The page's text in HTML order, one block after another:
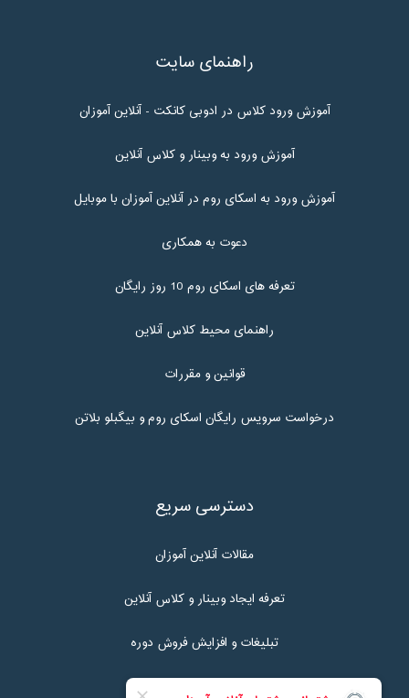
راهنمای سایت
آموزش ورود کلاس در ادوبی کانکت - آنلاین آموزان
آموزش ورود به وبینار و کلاس آنلاین
آموزش ورود به اسکای روم در آنلاین آموزان با موبایل
دعوت به همکاری
تعرفه های اسکای روم 10 روز رایگان
راهنمای محیط کلاس آنلاین
قوانین و مقررات
درخواست سرویس رایگان اسکای روم و بیگبلو بلاتن
دسترسی سریع
مقالات آنلاین آموزان
تعرفه ایجاد وبینار و کلاس آنلاین
تبلیغات و افزایش فروش دوره